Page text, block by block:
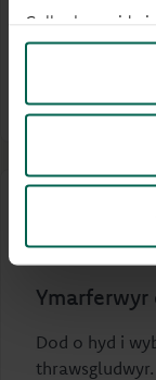
Gallwch newid
Cysylltwch ag
Dod o hyd i
thrawsgludwyr.